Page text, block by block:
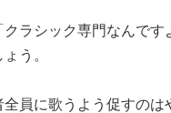
ラシック専門なんです
う。
員に歌うよう促すのは